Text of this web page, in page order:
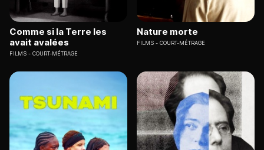
Comme si la Terre les
avait avalées
FILMS COURT-MÉTRAGE
Nature morte
FILMS COURT-MÉTRAGE